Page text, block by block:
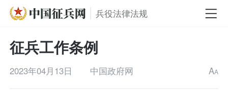
兵役法律法规
征兵工作条例
2023年04月13日 中国政府网 AA